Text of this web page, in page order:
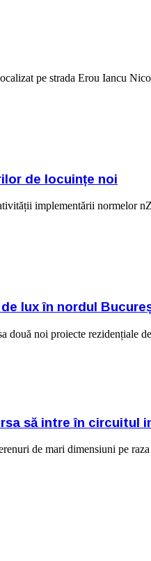
pe strada Erou Iancu
de locuințe noi
implementării normelor
de lux în nordul
noi proiecte rezidențiale
să intre în circuitul
de mari dimensiuni pe